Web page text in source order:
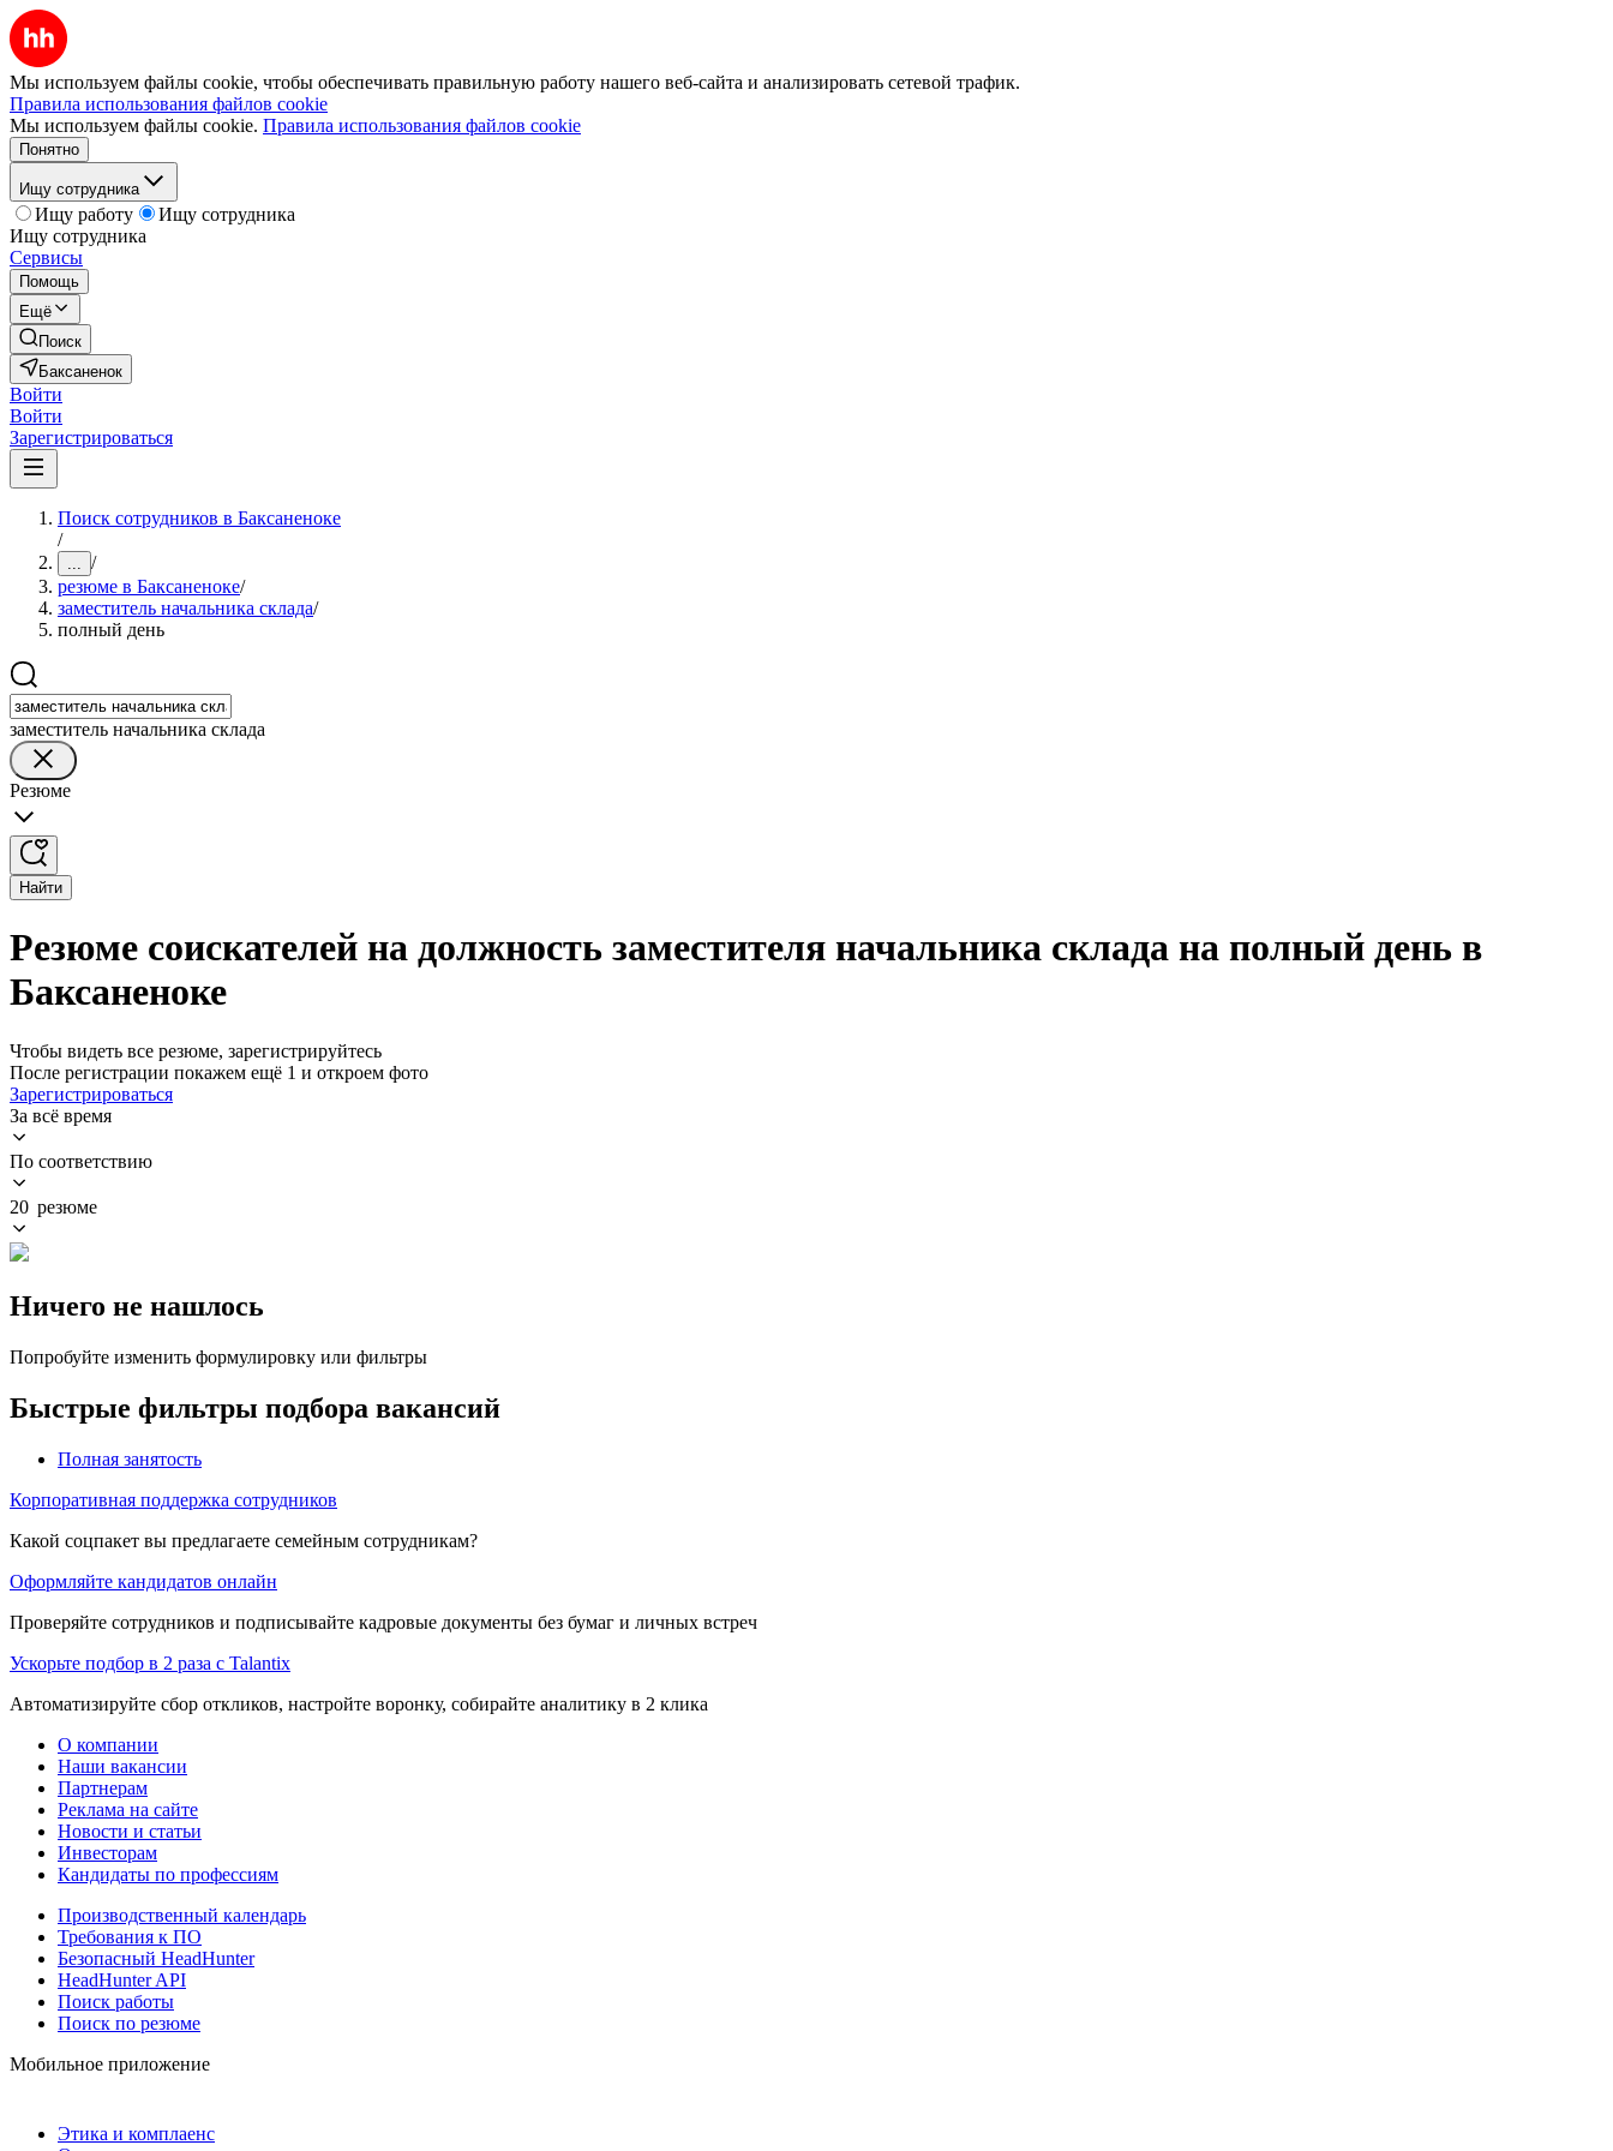
Мы используем файлы cookie, чтобы обеспечивать правильную работу нашего веб-сайта и анализировать сетевой трафик.
Правила использования файлов cookie
Мы используем файлы cookie. Правила использования файлов cookie
Понятно
Ищу сотрудника
Ищу работу
Ищу сотрудника
Ищу сотрудника
Сервисы
Помощь
Ещё
Поиск
Баксаненок
Войти
Войти
Зарегистрироваться
Поиск сотрудников в Баксаненоке
/
... /
резюме в Баксаненоке/
заместитель начальника склада/
полный день
заместитель начальника склада
Резюме
Найти
Резюме соискателей на должность заместителя начальника склада на полный день в
Баксаненоке
Чтобы видеть все резюме, зарегистрируйтесь
После регистрации покажем ещё 1 и откроем фото
Зарегистрироваться
За всё время
По соответствию
20 резюме
Ничего не нашлось
Попробуйте изменить формулировку или фильтры
Быстрые фильтры подбора вакансий
Полная занятость
Корпоративная поддержка сотрудников
Какой соцпакет вы предлагаете семейным сотрудникам?
Оформляйте кандидатов онлайн
Проверяйте сотрудников и подписывайте кадровые документы без бумаг и личных встреч
Ускорьте подбор в 2 раза с Talantix
Автоматизируйте сбор откликов, настройте воронку, собирайте аналитику в 2 клика
О компании
Наши вакансии
Партнерам
Реклама на сайте
Новости и статьи
Инвесторам
Кандидаты по профессиям
Производственный календарь
Требования к ПО
Безопасный HeadHunter
HeadHunter API
Поиск работы
Поиск по резюме
Мобильное приложение
Этика и комплаенс